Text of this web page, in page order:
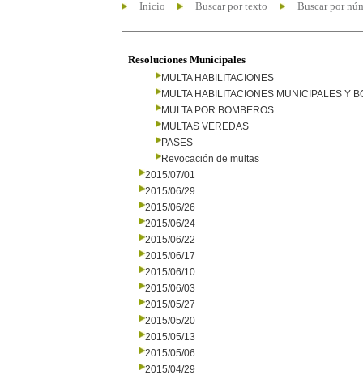
Inicio Buscar por texto Buscar por
Resoluciones Municipales
MULTA HABILITACIONES
MULTA HABILITACIONES MUNICIPALES Y
MULTA POR BOMBEROS
MULTAS VEREDAS
PASES
Revocación de multas
2015/07/01
2015/06/29
2015/06/26
2015/06/24
2015/06/22
2015/06/17
2015/06/10
2015/06/03
2015/05/27
2015/05/20
2015/05/13
2015/05/06
2015/04/29